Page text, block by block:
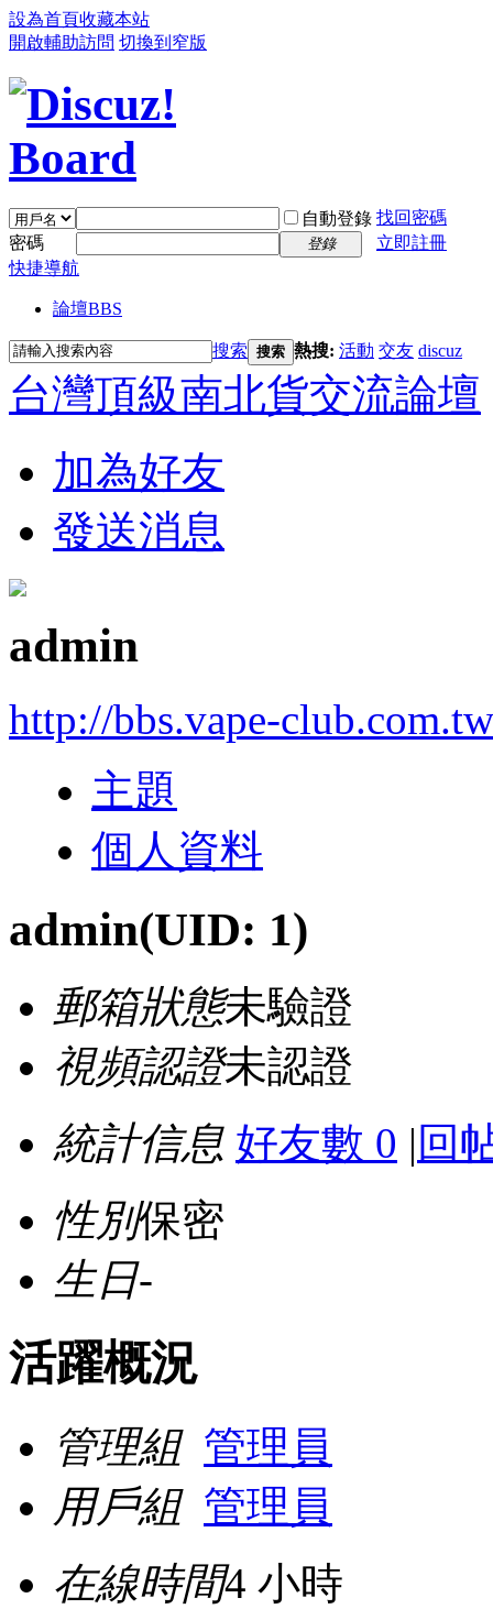
設為首頁收藏本站
開啟輔助訪問 切換到窄版
自動登錄 找回密碼
密碼
登錄
立即註冊
快捷導航
論壇BBS
搜索 搜索 熱搜: 活動 交友 discuz
台灣頂級南北貨交流論壇
加為好友
發送消息
admin
http://bbs.vape-
主題
個人資料
admin(UID: 1)
郵箱狀態未驗證
視頻認證未認證
統計信息 好友數 0 | 回
性別保密
生日-
活躍概況
管理組 管理員
用戶組 管理員
在線時間4 小時